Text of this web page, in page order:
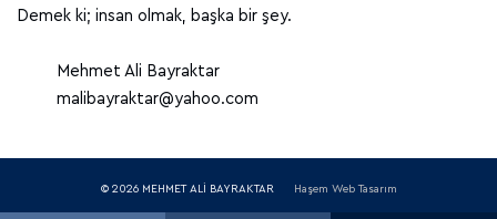
Demek ki; insan olmak, başka bir şey.
Mehmet Ali Bayraktar
malibayraktar@yahoo.com
© 2026 MEHMET ALİ BAYRAKTAR Haşem Web Tasarım